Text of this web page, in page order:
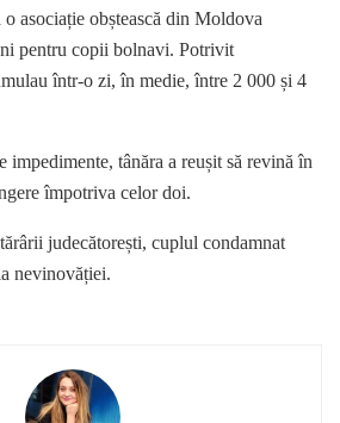
asociație obștească din Moldova
pentru copii bolnavi. Potrivit
într-o zi, în medie, între 2 000 și 4
impedimente, tânăra a reușit să revină în
împotriva celor doi.
judecătorești, cuplul condamnat
nevinovăției.